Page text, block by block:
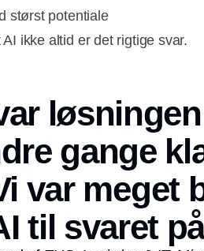
størst potentiale
ikke altid er det rigtige svar.
gange
var meget
til svaret